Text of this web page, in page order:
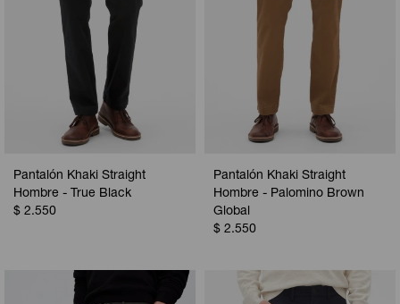
Pantalón Khaki Straight
Hombre - True Black
$ 2.550
Pantalón Khaki Straight
Hombre - Palomino Brown
Global
$ 2.550